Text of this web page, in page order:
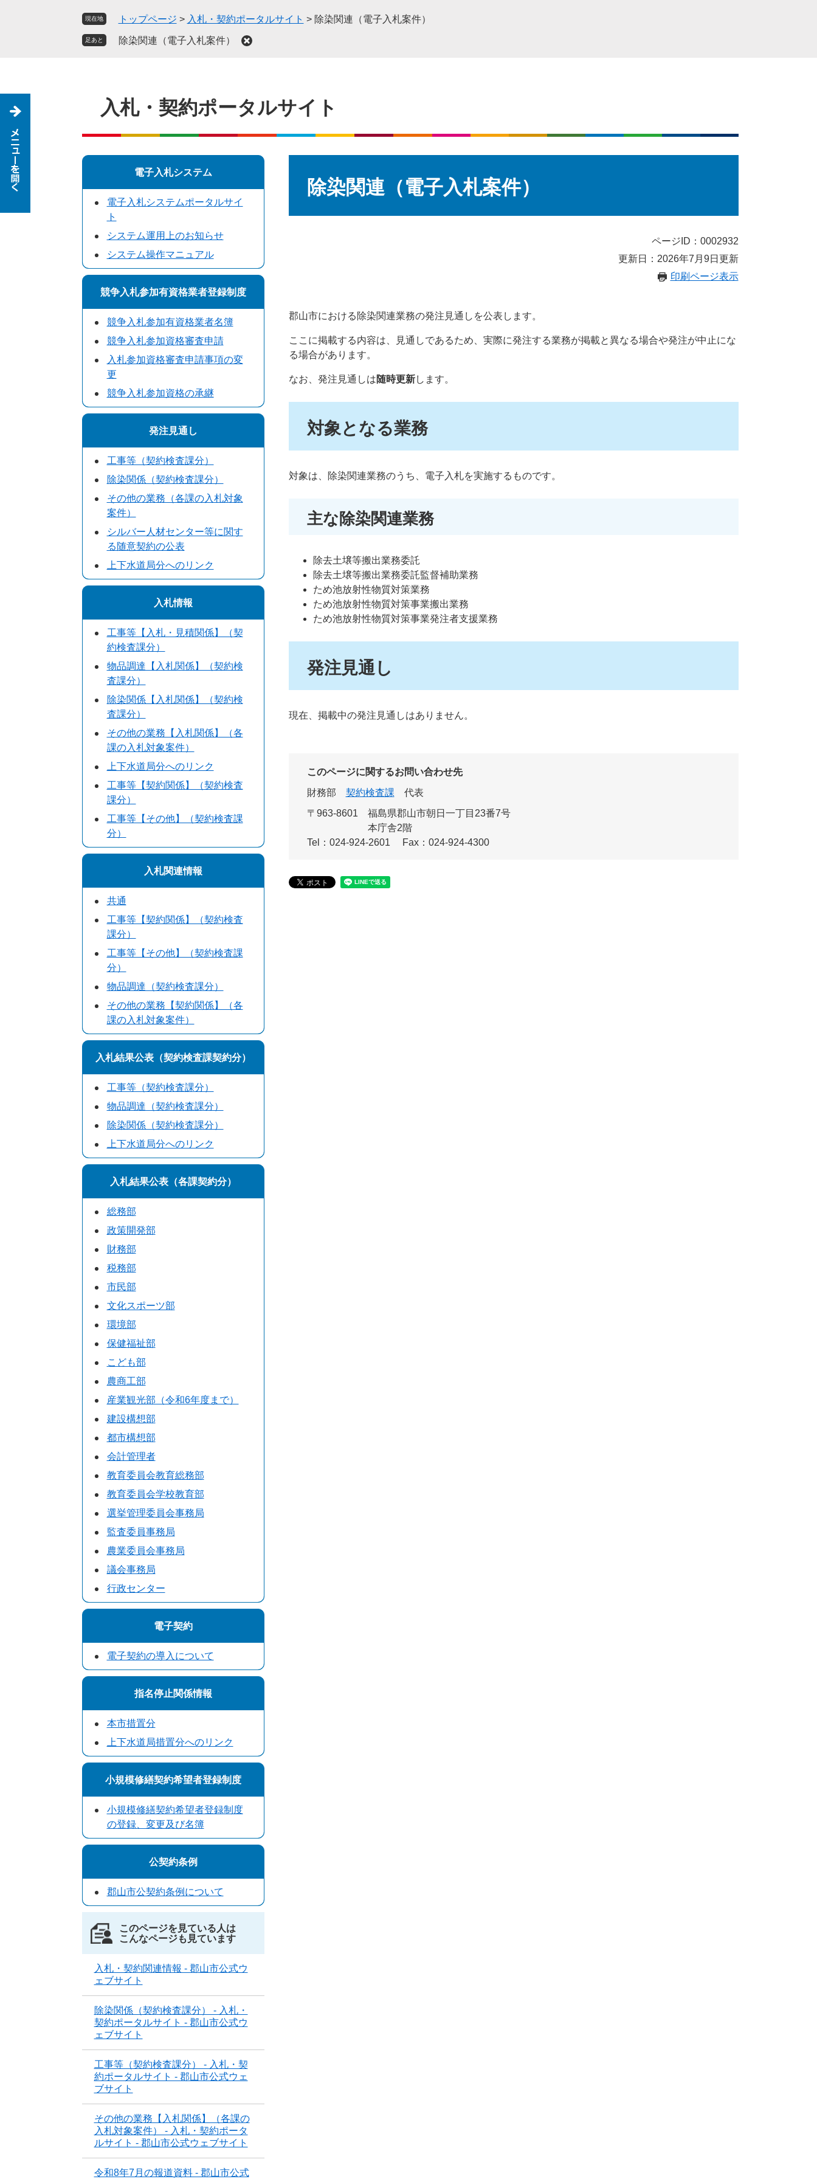
で
ば
現在地 トップページ > 入札・契約ポータルサイト > 除染関連（電子入札案件）
足あと 除染関連（電子入札案件）
入札・契約ポータルサイト
除染関連（電子入札案件）
ページID：0002932
更新日：2026年7月9日更新
印刷ページ表示
郡山市における除染関連業務の発注見通しを公表します。
ここに掲載する内容は、見通しであるため、実際に発注する業務が掲載と異なる場合や発注が中止にな
る場合があります。
なお、発注見通しは随時更新します。
対象となる業務
対象は、除染関連業務のうち、電子入札を実施するものです。
主な除染関連業務
除去土壌等搬出業務委託
除去土壌等搬出業務委託監督補助業務
ため池放射性物質対策業務
ため池放射性物質対策事業搬出業務
ため池放射性物質対策事業発注者支援業務
発注見通し
現在、掲載中の発注見通しはありません。
このページに関するお問い合わせ先
財務部
契約検査課
代表
〒963-8601
福島県郡山市朝日一丁目23番7号
本庁舎2階
Tel：024-924-2601
Fax：024-924-4300
電子入札システム
電子入札システムポータルサイ
ト
システム運用上のお知らせ
システム操作マニュアル
競争入札参加有資格業者登録制度
競争入札参加有資格業者名簿
競争入札参加資格審査申請
入札参加資格審査申請事項の変
更
競争入札参加資格の承継
発注見通し
工事等（契約検査課分）
除染関係（契約検査課分）
その他の業務（各課の入札対象
案件）
シルバー人材センター等に関す
る随意契約の公表
上下水道局分へのリンク
入札情報
工事等【入札・見積関係】（契
約検査課分）
物品調達【入札関係】（契約検
査課分）
除染関係【入札関係】（契約検
査課分）
その他の業務【入札関係】（各
課の入札対象案件）
上下水道局分へのリンク
工事等【契約関係】（契約検査
課分）
工事等【その他】（契約検査課
分）
入札関連情報
共通
工事等【契約関係】（契約検査
課分）
工事等【その他】（契約検査課
分）
物品調達（契約検査課分）
その他の業務【契約関係】（各
課の入札対象案件）
入札結果公表（契約検査課契約分）
工事等（契約検査課分）
物品調達（契約検査課分）
除染関係（契約検査課分）
上下水道局分へのリンク
入札結果公表（各課契約分）
総務部
政策開発部
財務部
税務部
市民部
文化スポーツ部
環境部
保健福祉部
こども部
農商工部
産業観光部（令和6年度まで）
建設構想部
都市構想部
会計管理者
教育委員会教育総務部
教育委員会学校教育部
選挙管理委員会事務局
監査委員事務局
農業委員会事務局
議会事務局
行政センター
電子契約
電子契約の導入について
指名停止関係情報
本市措置分
上下水道局措置分へのリンク
小規模修繕契約希望者登録制度
小規模修繕契約希望者登録制度
の登録、変更及び名簿
公契約条例
郡山市公契約条例について
このページを見ている人は
こんなページも見ています
入札・契約関連情報 - 郡山市公式ウ
ェブサイト
除染関係（契約検査課分） - 入札・
契約ポータルサイト - 郡山市公式ウ
ェブサイト
工事等（契約検査課分） - 入札・契
約ポータルサイト - 郡山市公式ウェ
ブサイト
その他の業務【入札関係】（各課の
入札対象案件） - 入札・契約ポータ
ルサイト - 郡山市公式ウェブサイト
令和8年7月の報道資料 - 郡山市公式